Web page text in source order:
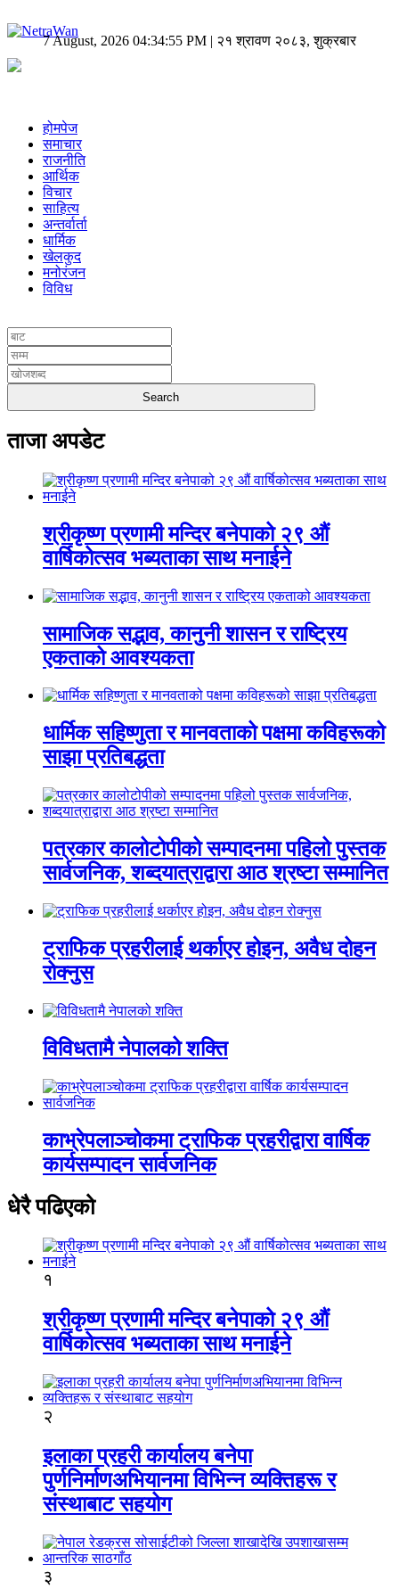
7 August, 2026 04:34:55 PM | २१ श्रावण २०८३, शुक्रबार
होमपेज
समाचार
राजनीति
आर्थिक
विचार
साहित्य
अन्तर्वार्ता
धार्मिक
खेलकुद
मनोरंजन
विविध
ताजा अपडेट
श्रीकृष्ण प्रणामी मन्दिर बनेपाको २९ औं
वार्षिकोत्सव भब्यताका साथ मनाईने
सामाजिक सद्भाव, कानुनी शासन र राष्ट्रिय
एकताको आवश्यकता
धार्मिक सहिष्णुता र मानवताको पक्षमा कविहरूको
साझा प्रतिबद्धता
पत्रकार कालोटोपीको सम्पादनमा पहिलो पुस्तक
सार्वजनिक, शब्दयात्राद्वारा आठ श्रष्टा सम्मानित
ट्राफिक प्रहरीलाई थर्काएर होइन, अवैध दोहन
रोक्नुस
विविधतामै नेपालको शक्ति
काभ्रेपलाञ्चोकमा ट्राफिक प्रहरीद्वारा वार्षिक
कार्यसम्पादन सार्वजनिक
धेरै पढिएको
१
श्रीकृष्ण प्रणामी मन्दिर बनेपाको २९ औं
वार्षिकोत्सव भब्यताका साथ मनाईने
२
इलाका प्रहरी कार्यालय बनेपा
पुर्णनिर्माणअभियानमा विभिन्न व्यक्तिहरू र
संस्थाबाट सहयोग
३